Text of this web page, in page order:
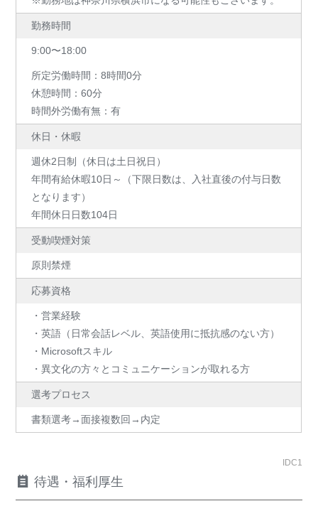
勤務時間
9:00〜18:00
所定労働時間：8時間0分
休憩時間：60分
時間外労働有無：有
休日・休暇
週休2日制（休日は土日祝日）
年間有給休暇10日～（下限日数は、入社直後の付与日数
となります）
年間休日日数104日
受動喫煙対策
原則禁煙
応募資格
・営業経験
・英語（日常会話レベル、英語使用に抵抗感のない方）
・Microsoftスキル
・異文化の方々とコミュニケーションが取れる方
選考プロセス
書類選考→面接複数回→内定
IDC1
待遇・福利厚生